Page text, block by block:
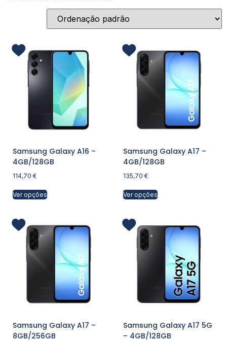
Samsung Galaxy A16 –
4GB/128GB
114,70 €
Ver opções
Samsung Galaxy A17 –
4GB/128GB
135,70 €
Ver opções
Samsung Galaxy A17 –
8GB/256GB
Samsung Galaxy A17 5G
– 4GB/128GB